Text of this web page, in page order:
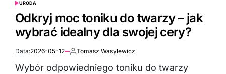
POSTED
IN
URODA
Odkryj moc toniku do twarzy – jak
wybrać idealny dla swojej cery?
Data:2026-05-12 Autor:
Tomasz Wasylewicz
Wybór odpowiedniego toniku do twarzy